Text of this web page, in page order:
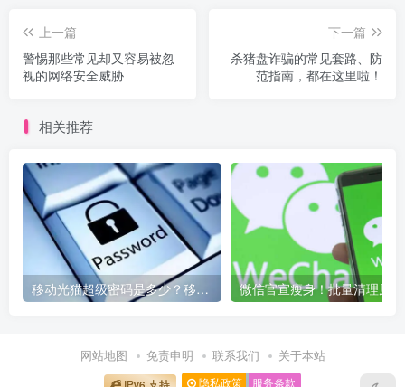
上一篇
警惕那些常见却又容易被忽
视的网络安全威胁
下一篇
杀猪盘诈骗的常见套路、防
范指南，都在这里啦！
相关推荐
移动光猫超级密码是多少？移动光猫超级管理员后台账号与密码
网站地图 免责申明 联系我们 关于本站
隐私政策 服务条款